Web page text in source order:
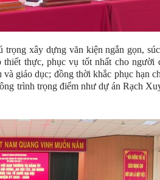
xây dựng văn kiện ngắn gọn,
thực, phục vụ tốt nhất cho người
giáo dục; đồng thời khắc phục hạn
trình trọng điểm như dự án Rạch